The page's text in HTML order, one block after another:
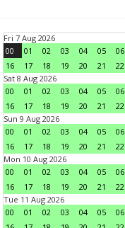
Fri 7 Aug 2026
00
01 02 03 04 05 06
16
17 18 19 20 21 22
Sat 8 Aug 2026
00
01 02 03 04 05 06
16
17 18 19 20 21 22
Sun 9 Aug 2026
00
01 02 03 04 05 06
16
17 18 19 20 21 22
Mon 10 Aug 2026
00
01 02 03 04 05 06
16
17 18 19 20 21 22
Tue 11 Aug 2026
00
01 02 03 04 05 06